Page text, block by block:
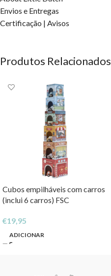
Envios e Entregas
Certificação | Avisos
Produtos Relacionados
Cubos empilháveis com carros
(inclui 6 carros) FSC
€19,95
ADICIONAR